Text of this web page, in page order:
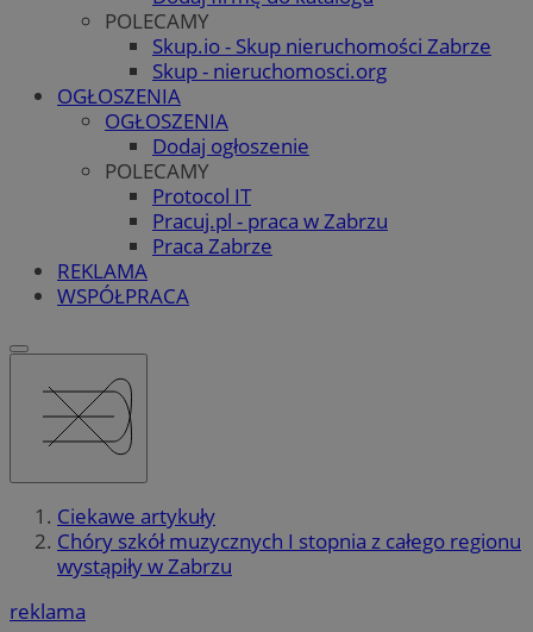
POLECAMY
Skup.io - Skup nieruchomości Zabrze
Skup - nieruchomosci.org
OGŁOSZENIA
OGŁOSZENIA
Dodaj ogłoszenie
POLECAMY
Protocol IT
Pracuj.pl - praca w Zabrzu
Praca Zabrze
REKLAMA
WSPÓŁPRACA
Ciekawe artykuły
Chóry szkół muzycznych I stopnia z całego regionu
wystąpiły w Zabrzu
reklama